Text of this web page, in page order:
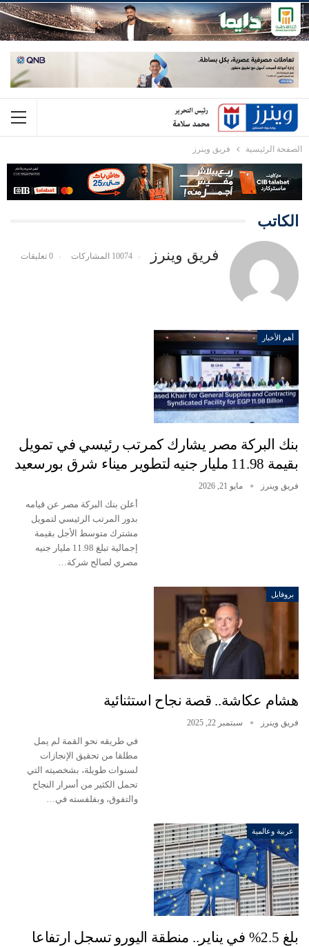
الصفحة الرئيسية فريق وينرز
الكاتب
فريق وينرز
10074 المشاركات 0 تعليقات
أهم الأخبار
بنك البركة مصر يشارك كمرتب رئيسي في تمويل
بقيمة 11.98 مليار جنيه لتطوير ميناء شرق بورسعيد
فريق وينرز مايو 21, 2026
أعلن بنك البركة مصر عن قيامه
بدور المرتب الرئيسي لتمويل
مشترك متوسط الأجل بقيمة
إجمالية تبلغ 11.98 مليار جنيه
مصري لصالح شركة…
بروفايل
هشام عكاشة.. قصة نجاح استثنائية
فريق وينرز سبتمبر 22, 2025
في طريقه نحو القمة لم يمل
مطلقا من تحقيق الإنجازات
لسنوات طويلة، بشخصيته التي
تحمل الكثير من أسرار النجاح
والتفوق، وبفلفسته في…
عربية وعالمية
بلغ 2.5% في يناير.. منطقة اليورو تسجل ارتفاعا